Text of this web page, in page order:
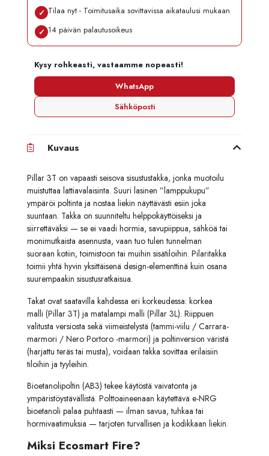
✓ Tilaa nyt - Toimitusaika sovittavissa aikataulusi mukaan
✓ 14 päivän palautusoikeus
Kysy rohkeasti, vastaamme nopeasti!
WhatsApp
Sähköposti
Kuvaus
Pillar 3T on vapaasti seisova sisustustakka, jonka muotoilu
muistuttaa lattiavalaisinta. Suuri lasinen ”lamppukupu”
ympäröi poltinta ja nostaa liekin näyttävästi esiin joka
suuntaan. Takka on suunniteltu helppokäyttöiseksi ja
siirrettäväksi — se ei vaadi hormia, savupiippua, sähköä tai
monimutkaista asennusta, vaan tuo tulen tunnelman
suoraan kotiin, toimistoon tai muihin sisätiloihin. Pilaritakka
toimii yhtä hyvin yksittäisenä design-elementtinä kuin osana
suurempaakin sisustusratkaisua.
Takat ovat saatavilla kahdessa eri korkeudessa: korkea
malli (Pillar 3T) ja matalampi malli (Pillar 3L). Riippuen
valitusta versiosta sekä viimeistelystä (tammi-viilu / Carrara-
marmori / Nero Portoro -marmori) ja poltinversion väristä
(harjattu teräs tai musta), voidaan takka sovittaa erilaisiin
tiloihin ja tyyleihin.
Bioetanolipoltin (AB3) tekee käytöstä vaivatonta ja
ympäristöystävällistä. Polttoaineenaan käytettävä e-NRG
bioetanoli palaa puhtaasti — ilman savua, tuhkaa tai
hormivaatimuksia — tarjoten turvallisen ja kodikkaan liekin.
Miksi Ecosmart Fire?